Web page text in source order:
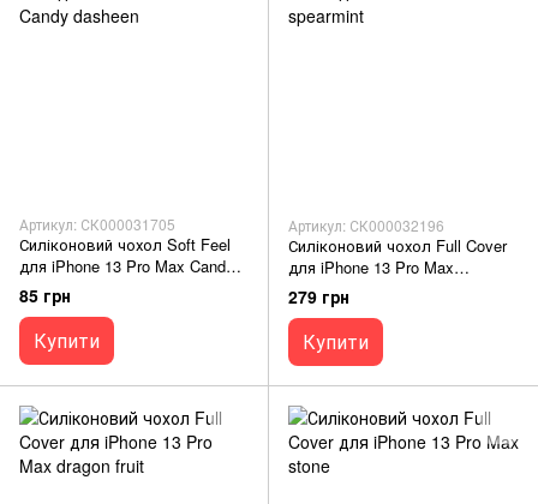
Артикул: СК000031705
Силіконовий чохол Soft Feel
для iPhone 13 Pro Max Candy
dasheen
85 грн
Купити
Артикул: СК000032196
Силіконовий чохол Full Cover
для iPhone 13 Pro Max
spearmint
279 грн
Купити